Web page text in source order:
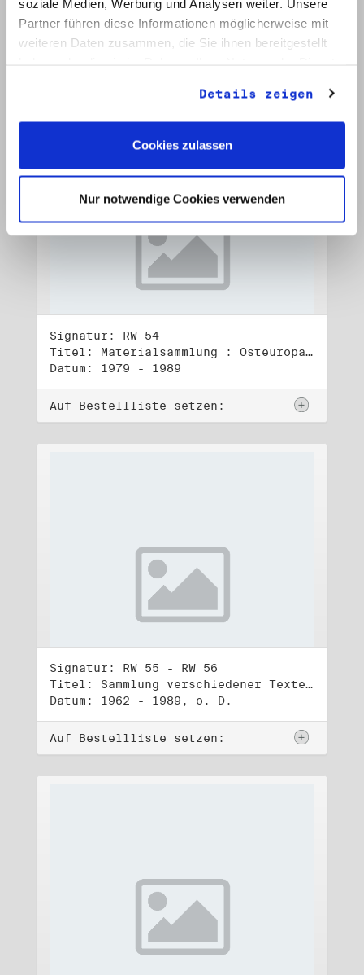
soziale Medien, Werbung und Analysen weiter. Unsere
Partner führen diese Informationen möglicherweise mit
weiteren Daten zusammen, die Sie ihnen bereitgestellt
Details zeigen
Cookies zulassen
Nur notwendige Cookies verwenden
Signatur: RW 53
Titel: Materialsammlung : Osteuropa (2)
Datum: 1982 - 1990
Signatur: RW 54
Titel: Materialsammlung : Osteuropa (3)
Datum: 1979 - 1989
Auf Bestellliste setzen:
Signatur: RW 55 - RW 56
Titel: Sammlung verschiedener Texte, Reden, Aphorismen, Gedichte, Liedtexte (1) - (2)
Datum: 1962 - 1989, o. D.
Auf Bestellliste setzen: